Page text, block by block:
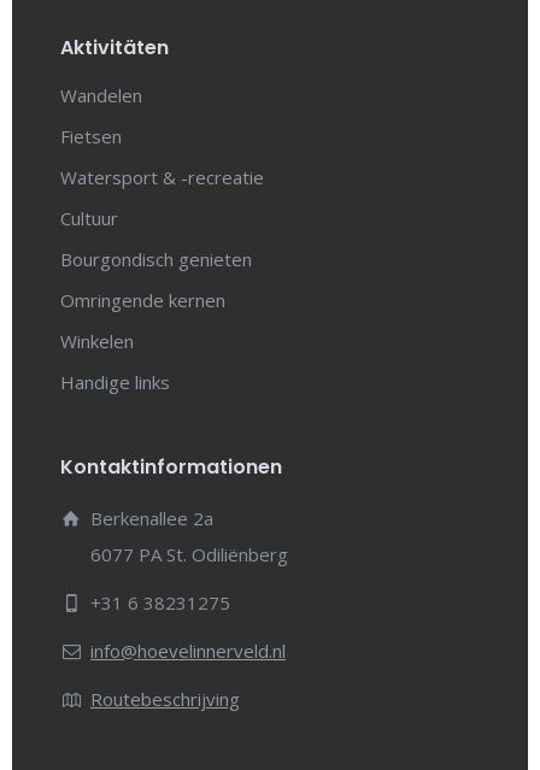
Aktivitäten
Wandelen
Fietsen
Watersport & -recreatie
Cultuur
Bourgondisch genieten
Omringende kernen
Winkelen
Handige links
Kontaktinformationen
Berkenallee 2a
6077 PA St. Odiliënberg
+31 6 38231275
info@hoevelinnerveld.nl
Routebeschrijving